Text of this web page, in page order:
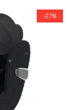
-27%